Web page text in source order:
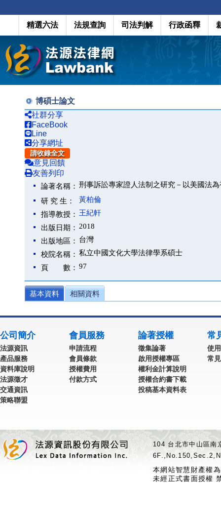
精選六法 法規查詢 司法判解 行政函釋
博碩士論文
社群分享
FaceBook
Line
分享網址
請收錄全文
意見回饋
友善列印
論著名稱： 刑事訴訟專家證人法制之研究－以美國法為
研 究 生：
黃柏倫
指導教授： 王紀軒
出版日期： 2018
出版地區： 台灣
校院名稱： 私立中國文化大學法律學系碩士
頁 數： 97
基本資料 相關資料
公司簡介
法源資訊
產品服務
資料庫說明
法源徵才
交通資訊
策略聯盟
會員服務
申請流程
會員條款
授權費用
付款方式
論著授權
徵集論著
啟用授權專區
權利金計算說明
授權合約書下載
投稿基本資料表
常
使
常
104 台北市中山區
本網站智慧財產權
未經正式書面授權